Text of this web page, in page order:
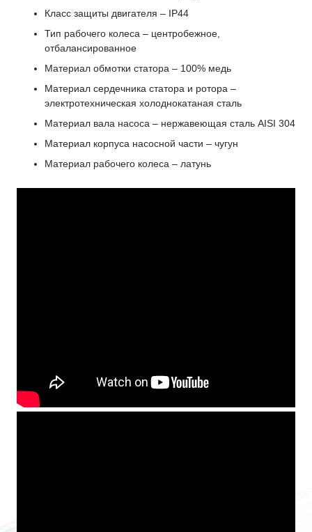
Класс защиты двигателя – IP44
Тип рабочего колеса – центробежное,
отбалансированное
Материал обмотки статора – 100% медь
Материал сердечника статора и ротора –
электротехническая холоднокатаная сталь
Материал вала насоса – нержавеющая сталь AISI 304
Материал корпуса насосной части – чугун
Материал рабочего колеса – латунь